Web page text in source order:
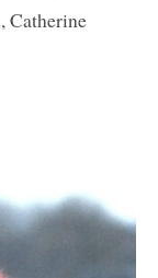
Catherine